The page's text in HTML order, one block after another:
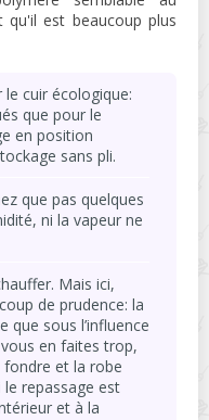
est beaucoup plus
le cuir écologique:
que pour le
en position
sans pli.
que pas quelques
ni la vapeur ne
Mais ici,
de prudence: la
que sous l’influence
en faites trop,
et la robe
repassage est
et à la